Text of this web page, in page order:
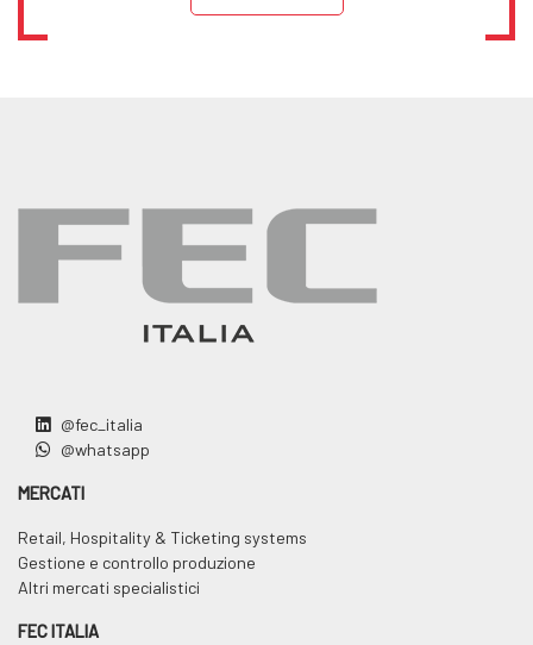
@fec_italia
@whatsapp
MERCATI
Retail, Hospitality & Ticketing systems
Gestione e controllo produzione
Altri mercati specialistici
FEC ITALIA